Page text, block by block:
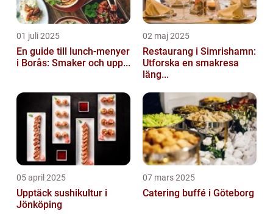
01 juli 2025
En guide till lunch-menyer
i Borås: Smaker och upp...
02 maj 2025
Restaurang i Simrishamn:
Utforska en smakresa
läng...
05 april 2025
Upptäck sushikultur i
Jönköping
07 mars 2025
Catering buffé i Göteborg